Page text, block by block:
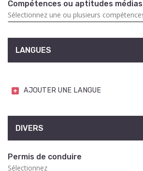
Compétences ou aptitudes médias
LANGUES
AJOUTER UNE LANGUE
DIVERS
Permis de conduire